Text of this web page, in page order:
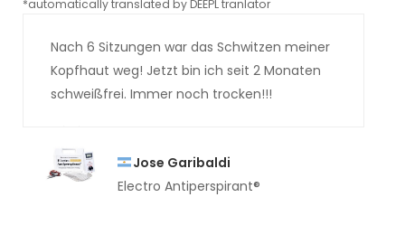
*automatically translated by DEEPL tranlator
Nach 6 Sitzungen war das Schwitzen meiner
Kopfhaut weg! Jetzt bin ich seit 2 Monaten
schweißfrei. Immer noch trocken!!!
Jose Garibaldi
Electro Antiperspirant®